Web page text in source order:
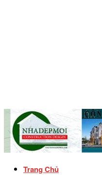
Trang Chủ